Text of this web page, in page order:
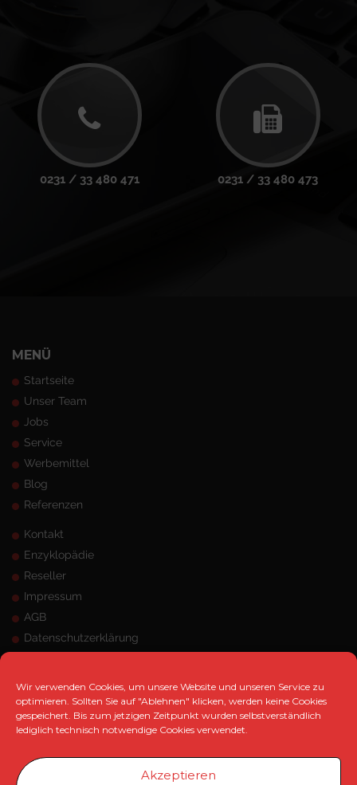
Wir verwenden Cookies, um unsere Website und unseren Service zu
optimieren. Sollten Sie auf "Ablehnen" klicken, werden keine Cookies
gespeichert. Bis zum jetzigen Zeitpunkt wurden selbstverständlich
lediglich technisch notwendige Cookies verwendet.
Akzeptieren
0231 / 33 480 471 0231 / 33 480 473
MENÜ
Startseite
Unser Team
Jobs
Service
Werbemittel
Blog
Referenzen
Kontakt
Enzyklopädie
Reseller
Impressum
AGB
Datenschutzerklärung
ANSCHRIFT
MK Marketing e.K.
Telefon: